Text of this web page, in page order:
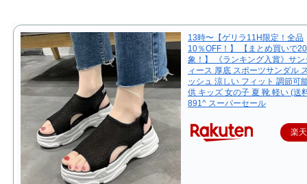
13時〜【ゲリラ11H限定！全品
10％OFF！】 【まとめ買いで
象！】 《ランキング入賞》サン
ィース 厚底 スポーツサンダル
ッシュ 涼しい フィット 調節可
供 キッズ 女の子 夏 靴 軽い (送
891^ スーパーセール
楽